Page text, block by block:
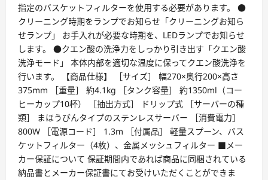
指定のバスケットフィルターを使用する必要があります。 ●
クリーニング時期をランプでお知らせ「クリーニングお知ら
せランプ」 お手入れが必要な時期を、LEDランプでお知らせ
します。 ●クエン酸の洗浄力をしっかり引き出す「クエン酸
洗浄モード」 本体内部を適切な温度に保ってクエン酸洗浄を
行います。 【商品仕様】 ［サイズ］ 幅270×奥行200×高さ
375mm ［重量］ 約4.1kg ［タンク容量］ 約1350ml（コー
ヒーカップ10杯） ［抽出方式］ ドリップ式 ［サーバーの種
類］ まほうびんタイプのステンレスサーバー ［消費電力］
800W ［電源コード］ 1.3m ［付属品］ 軽量スプーン、バス
ケットフィルター（4枚）、金属メッシュフィルター ■メー
カー保証について 保証期間内であれば商品に同梱されている
納品書とメーカー保証書にてお受けいただくことができま